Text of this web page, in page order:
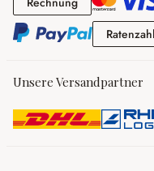
Unsere Versandpartner